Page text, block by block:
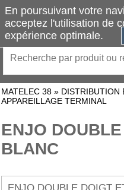
MATELEC 38 » DISTRIBUTION
APPAREILLAGE TERMINAL
ENJO
BLANC
En poursuivant votre
acceptez l'utilisation de
expérience optimale.